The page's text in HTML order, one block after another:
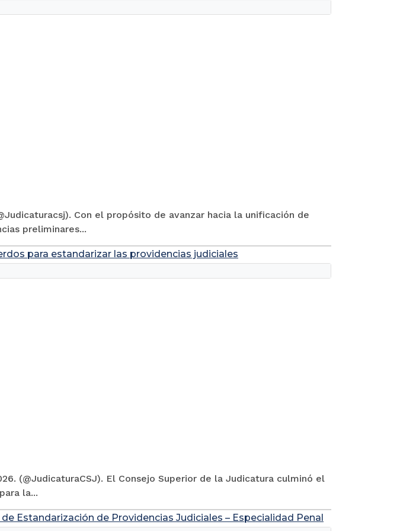
Con el propósito de avanzar hacia la unificación de
preliminares...
para estandarizar las providencias judiciales
(@JudicaturaCSJ). El Consejo Superior de la Judicatura culminó el
la...
Estandarización de Providencias Judiciales – Especialidad Penal